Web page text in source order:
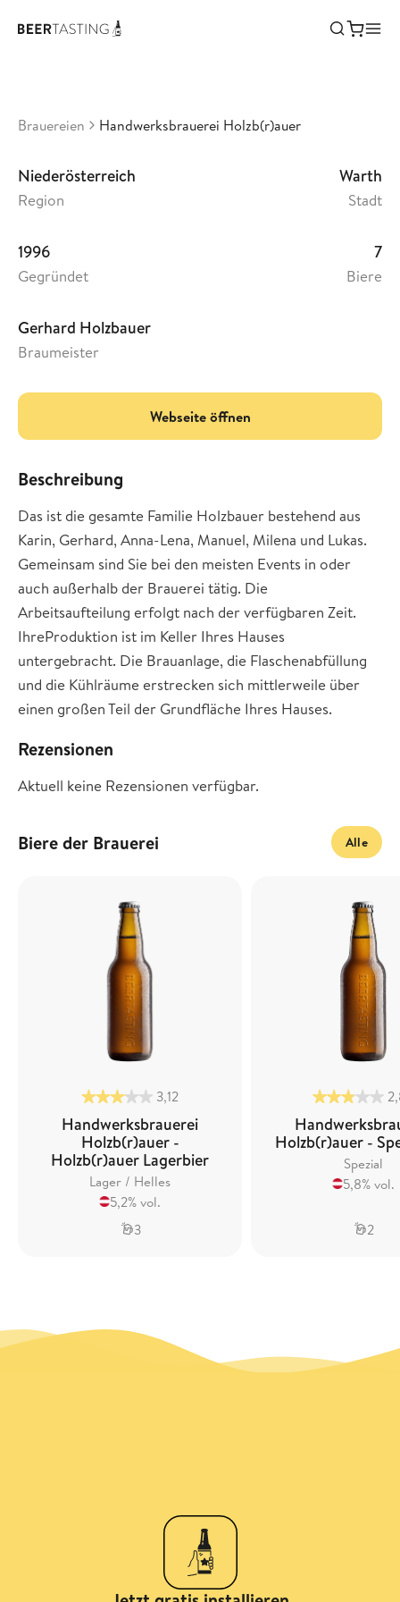
Handwerksbrauerei Holzb(r)auer
Brauereien Handwerksbrauerei Holzb(r)auer
Niederösterreich
Region
Warth
Stadt
1996
Gegründet
7
Biere
Gerhard Holzbauer
Braumeister
Webseite öffnen
Beschreibung
Das ist die gesamte Familie Holzbauer bestehend aus
Karin, Gerhard, Anna-Lena, Manuel, Milena und Lukas.
Gemeinsam sind Sie bei den meisten Events in oder
auch außerhalb der Brauerei tätig. Die
Arbeitsaufteilung erfolgt nach der verfügbaren Zeit.
IhreProduktion ist im Keller Ihres Hauses
untergebracht. Die Brauanlage, die Flaschenabfüllung
und die Kühlräume erstrecken sich mittlerweile über
einen großen Teil der Grundfläche Ihres Hauses.
Rezensionen
Aktuell keine Rezensionen verfügbar.
Biere der Brauerei Alle
3,12
Handwerksbrauerei
Holzb(r)auer -
Holzb(r)auer Lagerbier
Lager / Helles
5,2% vol.
3
Holzb(r)auer -
Spezial
5,8% vol.
2